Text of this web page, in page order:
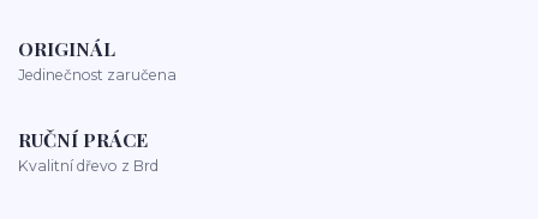
ORIGINÁL
Jedinečnost zaručena
RUČNÍ PRÁCE
Kvalitní dřevo z Brd